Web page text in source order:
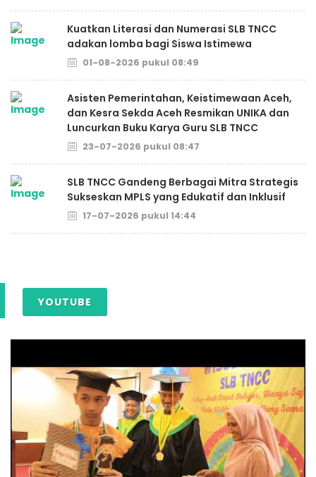
Kuatkan Literasi dan Numerasi SLB TNCC
adakan lomba bagi Siswa Istimewa
01-08-2026 pukul 08:49
Asisten Pemerintahan, Keistimewaan Aceh,
dan Kesra Sekda Aceh Resmikan UNIKA dan
Luncurkan Buku Karya Guru SLB TNCC
23-07-2026 pukul 08:47
SLB TNCC Gandeng Berbagai Mitra Strategis
Sukseskan MPLS yang Edukatif dan Inklusif
17-07-2026 pukul 14:44
YOUTUBE